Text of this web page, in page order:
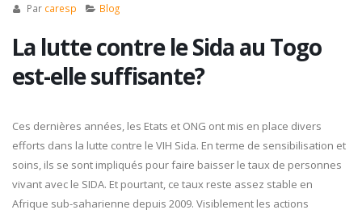
Par caresp Blog
La lutte contre le Sida au Togo
est-elle suffisante?
Ces dernières années, les Etats et ONG ont mis en place divers
efforts dans la lutte contre le VIH Sida. En terme de sensibilisation et
soins, ils se sont impliqués pour faire baisser le taux de personnes
vivant avec le SIDA. Et pourtant, ce taux reste assez stable en
Afrique sub-saharienne depuis 2009. Visiblement les actions